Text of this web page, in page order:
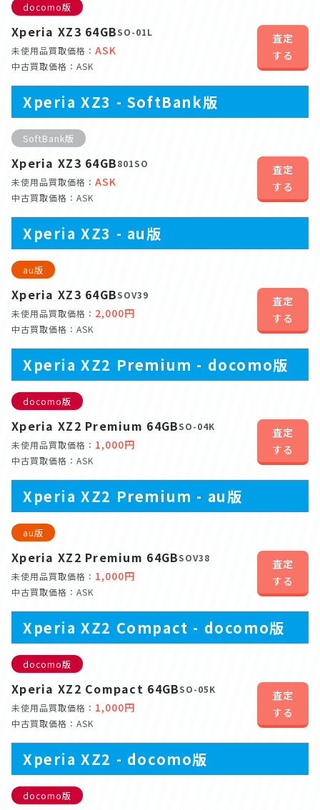
docomo版
Xperia XZ3 64GBSO-01L
未使用品買取価格： ASK
中古買取価格：ASK
査定
する
Xperia XZ3 - SoftBank版
SoftBank版
Xperia XZ3 64GB801SO
未使用品買取価格： ASK
中古買取価格：ASK
査定
する
Xperia XZ3 - au版
au版
Xperia XZ3 64GBSOV39
未使用品買取価格： 2,000円
中古買取価格：ASK
査定
する
Xperia XZ2 Premium - docomo版
docomo版
Xperia XZ2 Premium 64GBSO-04K
未使用品買取価格： 1,000円
中古買取価格：ASK
査定
する
Xperia XZ2 Premium - au版
au版
Xperia XZ2 Premium 64GBSOV38
未使用品買取価格： 1,000円
中古買取価格：ASK
査定
する
Xperia XZ2 Compact - docomo版
docomo版
Xperia XZ2 Compact 64GBSO-05K
未使用品買取価格： 1,000円
中古買取価格：ASK
査定
する
Xperia XZ2 - docomo版
docomo版